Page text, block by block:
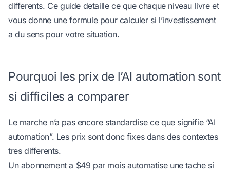
differents. Ce guide detaille ce que chaque niveau livre et
vous donne une formule pour calculer si l’investissement
a du sens pour votre situation.
Pourquoi les prix de l’AI automation sont
si difficiles a comparer
Le marche n’a pas encore standardise ce que signifie “AI
automation”. Les prix sont donc fixes dans des contextes
tres differents.
Un abonnement a $49 par mois automatise une tache si